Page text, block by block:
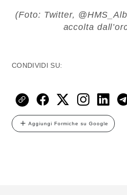
(Foto: Twitter,
accolta
CONDIVIDI SU:
Aggiungi Formiche su Google